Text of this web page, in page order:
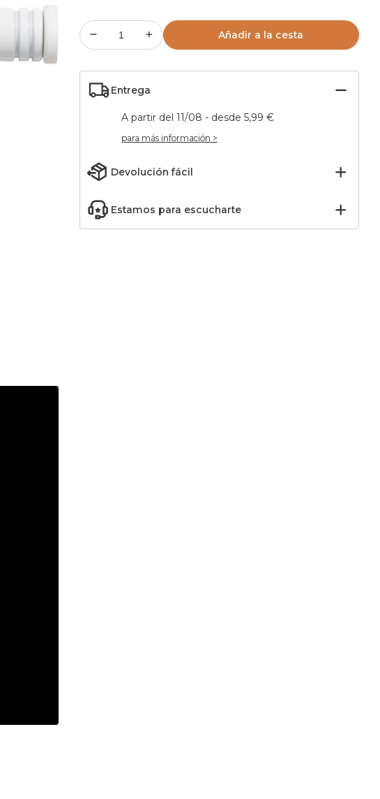
Añadir a la cesta
Entrega
A partir del 11/08 - desde 5,99 €
para más información >
Devolución fácil
Estamos para escucharte